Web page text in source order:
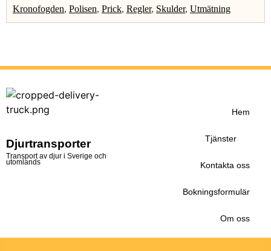
Kronofogden, Polisen, Prick, Regler, Skulder, Utmätning
Djurtransporter
Transport av djur i Sverige och
utomlands
Hem
Tjänster
Kontakta oss
Bokningsformulär
Om oss